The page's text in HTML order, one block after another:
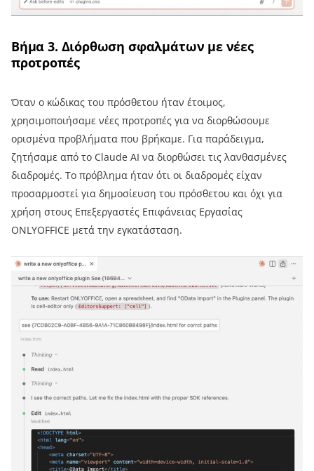
Βήμα 3. Διόρθωση σφαλμάτων με νέες
προτροπές
Όταν ο κώδικας του πρόσθετου ήταν έτοιμος,
χρησιμοποιήσαμε νέες προτροπές για να διορθώσουμε
ορισμένα προβλήματα που βρήκαμε. Για παράδειγμα,
ζητήσαμε από το Claude AI να διορθώσει τις λανθασμένες
διαδρομές. Το πρόβλημα ήταν ότι οι διαδρομές είχαν
προσαρμοστεί για δημοσίευση του πρόσθετου και όχι για
χρήση στους Επεξεργαστές Επιφάνειας Εργασίας
ONLYOFFICE μετά την εγκατάσταση.